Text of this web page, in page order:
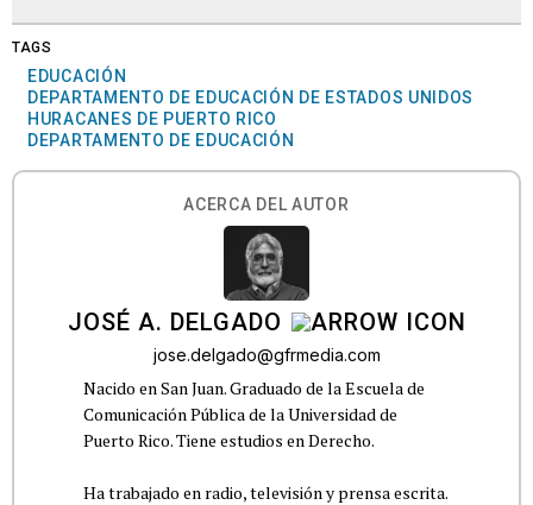
TAGS
EDUCACIÓN
DEPARTAMENTO DE EDUCACIÓN DE ESTADOS UNIDOS
HURACANES DE PUERTO RICO
DEPARTAMENTO DE EDUCACIÓN
ACERCA DEL AUTOR
JOSÉ A. DELGADO
jose.delgado@gfrmedia.com
Nacido en San Juan. Graduado de la Escuela de
Comunicación Pública de la Universidad de
Puerto Rico. Tiene estudios en Derecho.
Ha trabajado en radio, televisión y prensa escrita.